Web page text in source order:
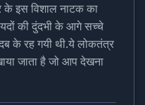
के इस विशाल नाटक का
की दुंदभी के आगे सच्चे
के रह गयी थी.ये लोकतंत्र
जाता है जो आप देखना